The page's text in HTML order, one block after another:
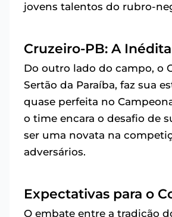
jovens talentos do rubro-
Cruzeiro-PB: A
Do outro lado do campo, o
Sertão da Paraíba, faz sua
quase perfeita no
o time encara o desafio de
ser uma novata na
adversários.
Expectativas para o
O embate entre a tradição